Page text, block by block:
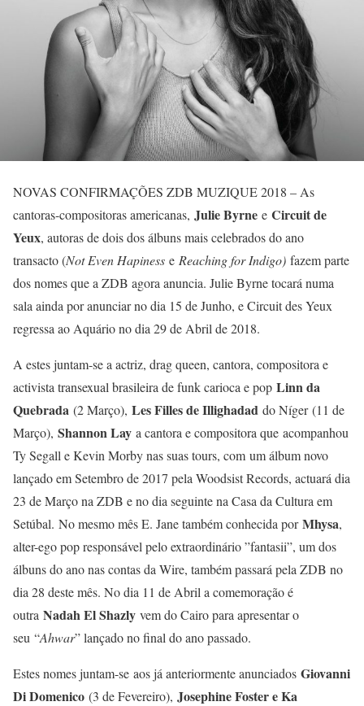
NOVAS CONFIRMAÇÕES ZDB MUZIQUE 2018 – As
cantoras-compositoras americanas, Julie Byrne e Circuit de
Yeux, autoras de dois dos álbuns mais celebrados do ano
transacto (Not Even Hapiness e Reaching for Indigo) fazem parte
dos nomes que a ZDB agora anuncia. Julie Byrne tocará numa
sala ainda por anunciar no dia 15 de Junho, e Circuit des Yeux
regressa ao Aquário no dia 29 de Abril de 2018.
A estes juntam-se a actriz, drag queen, cantora, compositora e
activista transexual brasileira de funk carioca e pop Linn da
Quebrada (2 Março), Les Filles de Illighadad do Níger (11 de
Março), Shannon Lay a cantora e compositora que acompanhou
Ty Segall e Kevin Morby​ nas suas tours, com um álbum novo
lançado em Setembro de 2017 pela Woodsist Records, actuará dia
23 de Março na ZDB e no dia seguinte na Casa da Cultura em
Setúbal. No mesmo mês E. Jane também conhecida porMhysa,
alter-ego pop responsável pelo extraordinário ”fantasii”, um dos
álbuns do ano nas contas da Wire​, também passará pela ZDB no
dia 28 deste mês. No dia 11 de Abril a comemoração é
outra Nadah El Shazly vem do Cairo para apresentar o
seu “Ahwar” lançado no final do ano passado.
Estes nomes juntam-se aos já anteriormente anunciados Giovanni
Di Domenico (3 de Fevereiro), Josephine Foster e Ka